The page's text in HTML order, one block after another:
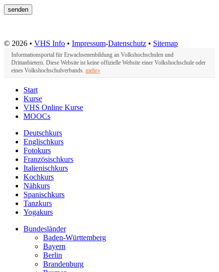
© 2026 • VHS Info • Impressum-Datenschutz • Sitemap
Informationsportal für Erwachsenenbildung an Volkshochschulen und
Drittanbietern. Diese Website ist keine offizielle Website einer Volkshochschule oder
eines Volkshochschulverbands. mehr»
Start
Kurse
VHS Online Kurse
MOOCs
Deutschkurs
Englischkurs
Fotokurs
Französischkurs
Italienischkurs
Kochkurs
Nähkurs
Spanischkurs
Tanzkurs
Yogakurs
Bundesländer
Baden-Württemberg
Bayern
Berlin
Brandenburg